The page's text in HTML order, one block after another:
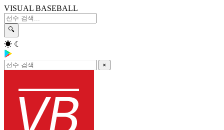
VISUAL BASEBALL
🔍
☀ ☾
×